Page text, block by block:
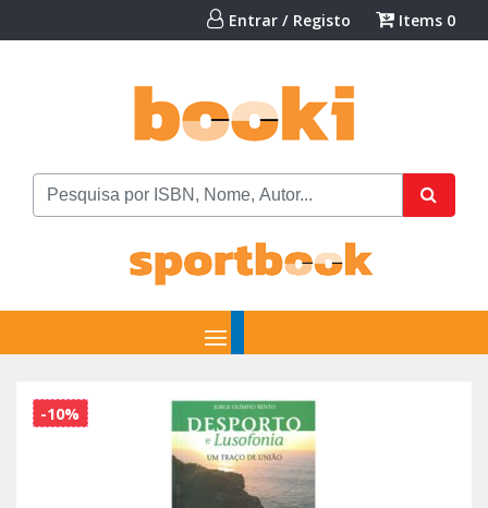
Entrar / Registo Items 0
-10%